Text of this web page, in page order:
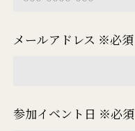
メールアドレス ※必須
参加イベント日 ※必須